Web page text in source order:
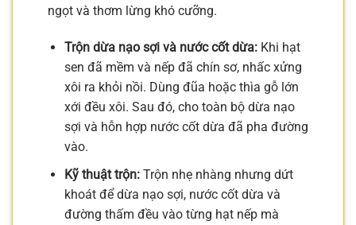
ngọt và thơm lừng khó cưỡng.
Trộn dừa nạo sợi và nước cốt dừa:Khi hạt
sen đã mềm và nếp đã chín sơ, nhấc xửng
xôi ra khỏi nồi. Dùng đũa hoặc thìa gỗ lớn
xới đều xôi. Sau đó, cho toàn bộ dừa nạo
sợi và hỗn hợp nước cốt dừa đã pha đường
vào.
Kỹ thuật trộn:Trộn nhẹ nhàng nhưng dứt
khoát để dừa nạo sợi, nước cốt dừa và
đường thấm đều vào từng hạt nếp mà